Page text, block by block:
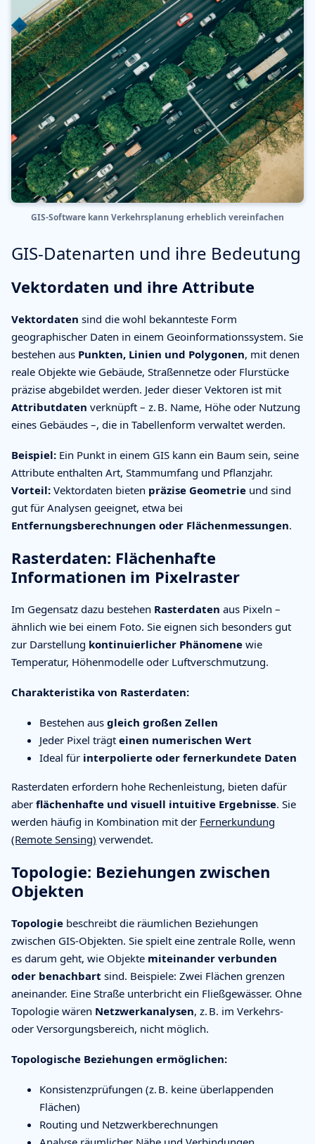
GIS-Software kann Verkehrsplanung erheblich vereinfachen
GIS-Datenarten und ihre Bedeutung
Vektordaten und ihre Attribute
Vektordaten sind die wohl bekannteste Form
geographischer Daten in einem Geoinformationssystem. Sie
bestehen aus Punkten, Linien und Polygonen, mit denen
reale Objekte wie Gebäude, Straßennetze oder Flurstücke
präzise abgebildet werden. Jeder dieser Vektoren ist mit
Attributdaten verknüpft – z. B. Name, Höhe oder Nutzung
eines Gebäudes –, die in Tabellenform verwaltet werden.
Beispiel: Ein Punkt in einem GIS kann ein Baum sein, seine
Attribute enthalten Art, Stammumfang und Pflanzjahr.
Vorteil: Vektordaten bieten präzise Geometrie und sind
gut für Analysen geeignet, etwa bei
Entfernungsberechnungen oder Flächenmessungen.
Rasterdaten: Flächenhafte
Informationen im Pixelraster
Im Gegensatz dazu bestehen Rasterdaten aus Pixeln –
ähnlich wie bei einem Foto. Sie eignen sich besonders gut
zur Darstellung kontinuierlicher Phänomene wie
Temperatur, Höhenmodelle oder Luftverschmutzung.
Charakteristika von Rasterdaten:
Bestehen aus gleich großen Zellen
Jeder Pixel trägt einen numerischen Wert
Ideal für interpolierte oder fernerkundete Daten
Rasterdaten erfordern hohe Rechenleistung, bieten dafür
aber flächenhafte und visuell intuitive Ergebnisse. Sie
werden häufig in Kombination mit der Fernerkundung
(Remote Sensing) verwendet.
Topologie: Beziehungen zwischen
Objekten
Topologie beschreibt die räumlichen Beziehungen
zwischen GIS-Objekten. Sie spielt eine zentrale Rolle, wenn
es darum geht, wie Objekte miteinander verbunden
oder benachbart sind. Beispiele: Zwei Flächen grenzen
aneinander. Eine Straße unterbricht ein Fließgewässer. Ohne
Topologie wären Netzwerkanalysen, z. B. im Verkehrs-
oder Versorgungsbereich, nicht möglich.
Topologische Beziehungen ermöglichen:
Konsistenzprüfungen (z. B. keine überlappenden
Flächen)
Routing und Netzwerkberechnungen